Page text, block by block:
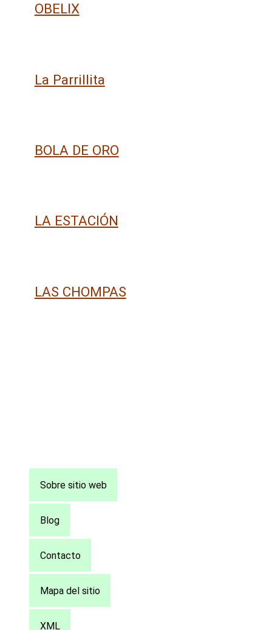
OBELIX
La Parrillita
BOLA DE ORO
LA ESTACIÓN
LAS CHOMPAS
página
Sobre sitio web
Blog
Contacto
Mapa del sitio
XML